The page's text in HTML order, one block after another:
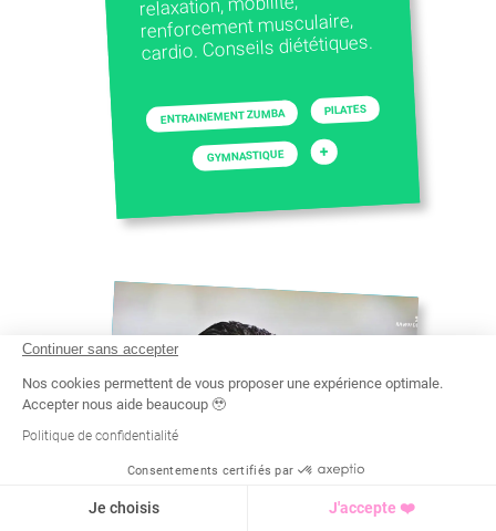
renforcement musculaire,
cardio. Conseils diététiques.
ENTRAINEMENT ZUMBA PILATES
GYMNASTIQUE +
Continuer sans accepter
Nos cookies permettent de vous proposer une expérience optimale.
Accepter nous aide beaucoup 🥹
Politique de confidentialité
Consentements certifiés par
Je choisis J'accepte ❤️